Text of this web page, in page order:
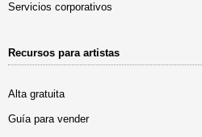
Servicios corporativos
Recursos para artistas
Alta gratuita
Guía para vender